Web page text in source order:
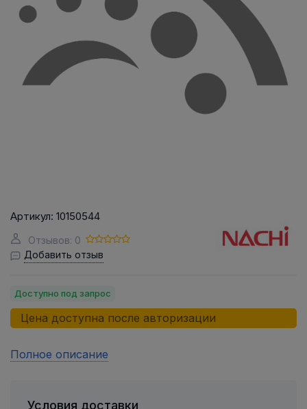
Артикул: 10150544
Отзывов: 0
Добавить отзыв
Доступно под запрос
Цена доступна после авторизации
Полное описание
Условия доставки